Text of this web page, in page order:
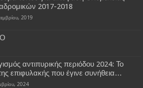
2017-2018
2019
αντιπυρικής περιόδου 2024: Το
επιφυλακής που έγινε συνήθεια…
2024